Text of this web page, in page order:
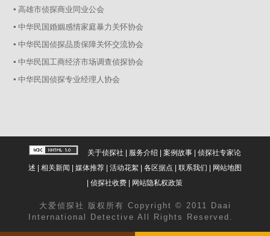
▪ 高雄市侦探商业同业公会
▪ 中华民国婚姻感情家庭暴力关怀协会
▪ 中华民国侦探品质保障关怀交流协会
▪ 中华民国工商经济市场调查侦探协会
▪ 中华民国侦探专业经理人协会
关于侦探社 | 服务介绍 | 案例故事| 侦探社专家论
述 | 相关新闻 | 媒体推荐| 活动花絮| 各区据点 | 联系我们 | 网站地图
|侦探社收费 | 网站隐私权政策
大爱 侦探社
版权所有 Copyright © 2011 Daai
International Detective All Rights Reserved.